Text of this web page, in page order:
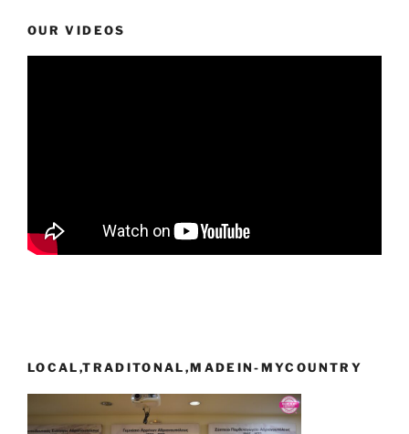
OUR VIDEOS
LOCAL,TRADITONAL,MADEIN-MYCOUNTRY